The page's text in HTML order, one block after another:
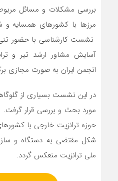
بررسی مشکلات و مسائل مربوط
مرزها با کشورهای همسایه
نشست کارشناسی با حضور
آسایش مشاور ارشد تیر و
انجمن ایران به صورت مجازی
در این نشست بسیاری از
مورد بحث و بررسی قرار
حوزه ترانزیت خارجی با
شکل مقتضی به دستگاه و
ملی ترانزیت منعکس گردد.